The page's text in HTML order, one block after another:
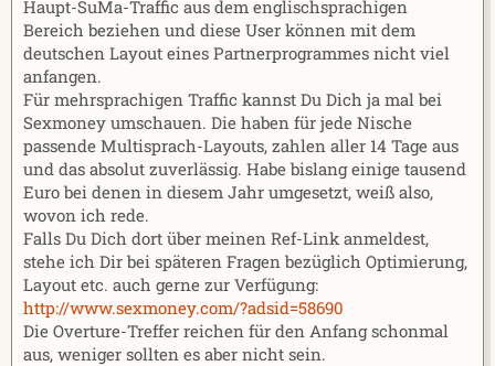
Haupt-SuMa-Traffic aus dem englischsprachigen
Bereich beziehen und diese User können mit dem
deutschen Layout eines Partnerprogrammes nicht viel
anfangen.
Für mehrsprachigen Traffic kannst Du Dich ja mal bei
Sexmoney umschauen. Die haben für jede Nische
passende Multisprach-Layouts, zahlen aller 14 Tage aus
und das absolut zuverlässig. Habe bislang einige tausend
Euro bei denen in diesem Jahr umgesetzt, weiß also,
wovon ich rede.
Falls Du Dich dort über meinen Ref-Link anmeldest,
stehe ich Dir bei späteren Fragen bezüglich Optimierung,
Layout etc. auch gerne zur Verfügung:
http://www.sexmoney.com/?adsid=58690
Die Overture-Treffer reichen für den Anfang schonmal
aus, weniger sollten es aber nicht sein.